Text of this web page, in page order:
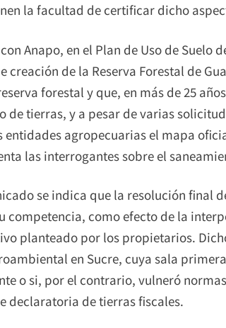
la facultad de certificar dicho
Anapo, en el Plan de Uso de Suelo
creación de la Reserva Forestal de
forestal y que, en más de 25
de tierras, y a pesar de varias
entidades agropecuarias el mapa
las interrogantes sobre el
se indica que la resolución final
competencia, como efecto de la
planteado por los propietarios.
en Sucre, cuya sala
o si, por el contrario, vulneró
declaratoria de tierras fiscales.